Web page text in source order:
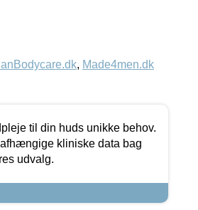
, Made4men.dk
til din huds unikke behov.
kliniske data bag
udvalg.